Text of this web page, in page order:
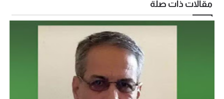
مقالات ذات صلة